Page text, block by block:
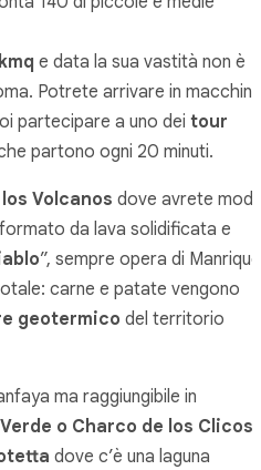
e data la sua vastità non è
Potrete arrivare in macchina
partecipare a uno dei tour
partono ogni 20 minuti.
Volcanos dove avrete
da lava solidificata e
”, sempre opera di
carne e patate vengono
geotermico del territorio
ma raggiungibile in
o Charco de los Clicos
dove c’è una laguna